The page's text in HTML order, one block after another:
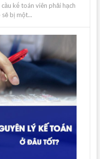
kế toán viên phải hạch
bị một...